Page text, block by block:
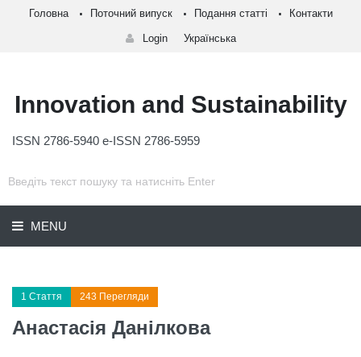
Головна Поточний випуск Подання статті Контакти
Login Українська
Innovation and Sustainability
ISSN 2786-5940 e-ISSN 2786-5959
MENU
1 Стаття 243 Перегляди
Анастасія Данілкова